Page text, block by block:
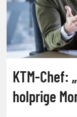
KTM-Chef:
holprige